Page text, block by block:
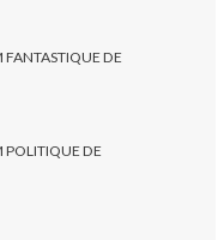
FANTASTIQUE DE
POLITIQUE DE